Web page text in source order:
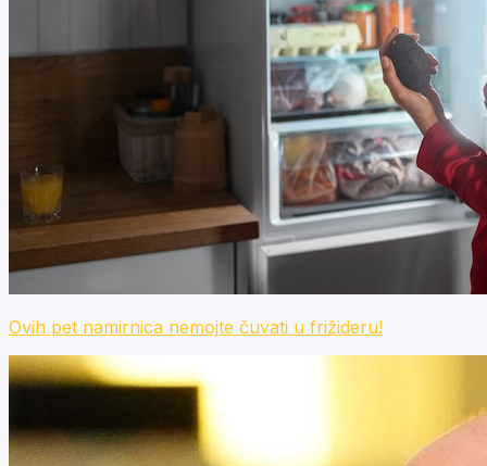
Ovih pet namirnica nemojte čuvati u frižideru!